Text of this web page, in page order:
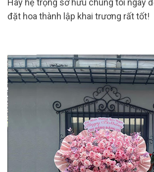
đặt hoa thành lập khai trương rất tốt!